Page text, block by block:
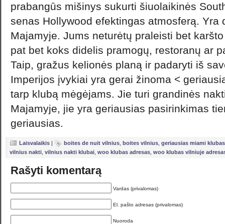
prabangūs mišinys sukurti šiuolaikinės
senas Hollywood efektingas atmosferą. Yra
Majamyje. Jums neturėtų praleisti bet
pat bet koks didelis pramogų, restoranų ar
Taip, gražus kelionės planą ir padaryti iš
Imperijos įvykiai yra gerai žinoma <
tarp klubą mėgėjams. Jie turi grandinės
Majamyje, jie yra geriausias pasirinkimas
geriausias.
Laisvalaikis | boites de nuit vilnius boites vilnius geriausias miami klubas
vilnius nakti vilnius nakti klubai woo klubas adresas woo klubas vilniuje
Rašyti komentarą
Vardas (privalomas)
El. pašto adresas (privalomas)
Nuoroda